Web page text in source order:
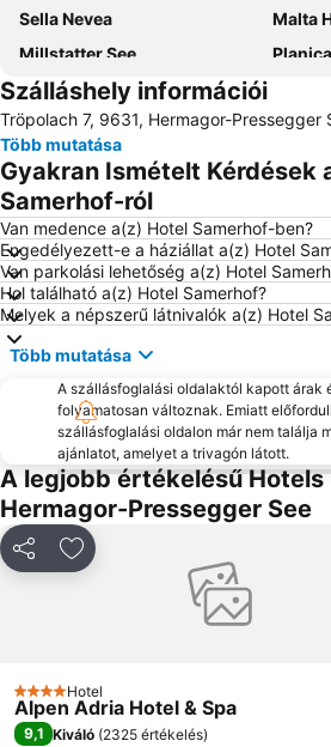
Sella Nevea
Malta
Millstatter See
Planica
Bad Kleinkirchheim
Camporosso in Valcanale - Ski Area Tarvisio
Vojaško
Kranjska Gora - Ski resort
Erlebnispark Presseggrsee
Rototom Sunspalsh
Villach - Hauptbahnhof
Alpi Carniche
Bad Kleinkirchheim - St Oswald SkyArena
Szálláshely információi
Tröpolach 7, 9631, Hermagor-Pressegger
Több mutatása
Gyakran Ismételt Kérdések
Samerhof-ról
Van medence a(z) Hotel Samerhof-ben?
Engedélyezett-e a háziállat a(z) Hotel
Van parkolási lehetőség a(z) Hotel
Hol található a(z) Hotel Samerhof?
Melyek a népszerű látnivalók a(z) Hotel
Több mutatása
A szállásfoglalási oldalaktól kapott árak
folyamatosan változnak. Emiatt
szállásfoglalási oldalon már nem találja
ajánlatot, amelyet a trivagón látott.
A legjobb értékelésű Hotels
Hermagor-Pressegger See
MegosztásHozzáadás a kedvencekhez
4 Kategória
Hotel
Alpen Adria Hotel & Spa
9,1 Kiváló (2325 értékelés)